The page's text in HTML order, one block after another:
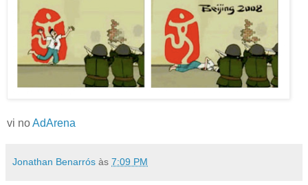
vi noAdArena
Jonathan Benarrós às 7:09 PM